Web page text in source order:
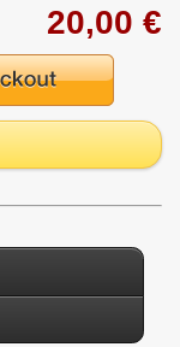
20,00 €